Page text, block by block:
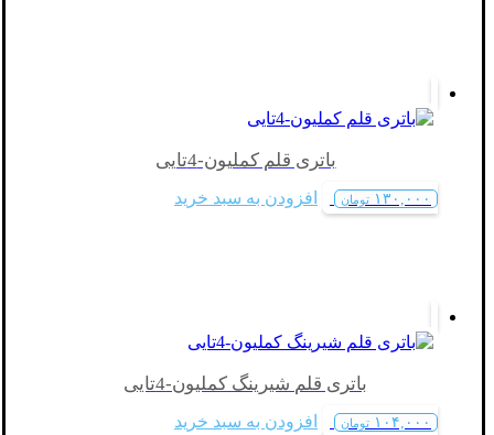
باتری قلم کملیون-4تایی
۱۳۰,۰۰۰ تومان افزودن به سبد خرید
باتری قلم شیرینگ کملیون-4تایی
۱۰۴,۰۰۰ تومان افزودن به سبد خرید